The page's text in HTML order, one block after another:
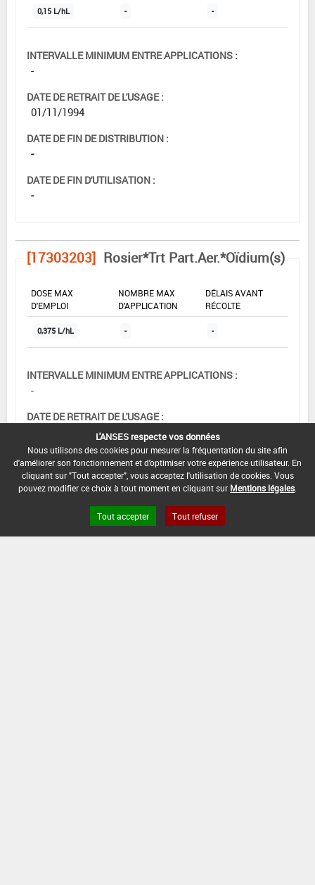
0,15 L/hL - -
INTERVALLE MINIMUM ENTRE APPLICATIONS :
-
DATE DE RETRAIT DE L'USAGE :
01/11/1994
DATE DE FIN DE DISTRIBUTION :
-
DATE DE FIN D'UTILISATION :
-
[17303203] Rosier*Trt Part.Aer.*Oïdium(s)
DOSE MAX
D'EMPLOI
NOMBRE MAX
D'APPLICATION
DÉLAIS AVANT
RÉCOLTE
0,375 L/hL - -
INTERVALLE MINIMUM ENTRE APPLICATIONS :
-
DATE DE RETRAIT DE L'USAGE :
DATE DE FIN DE DISTRIBUTION :
-
L'ANSES respecte vos données
Nous utilisons des cookies pour mesurer la fréquentation du site afin
d'améliorer son fonctionnement et d'optimiser votre expérience utilisateur. En
cliquant sur "Tout accepter", vous acceptez l'utilisation de cookies. Vous
pouvez modifier ce choix à tout moment en cliquant sur Mentions légales
Tout accepter Tout refuser